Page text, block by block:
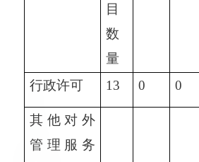
目
数
量
行政许可 13 0 0
其他对外
管理服务